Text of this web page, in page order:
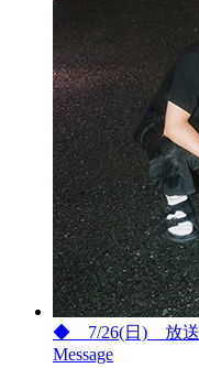
◆ 7/26(日) 放送
Message